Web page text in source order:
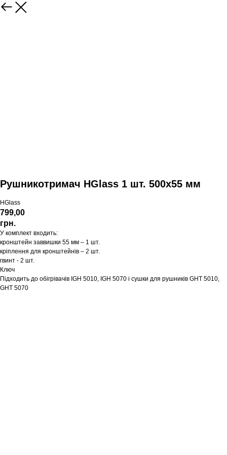
Рушникотримач HGlass 1 шт. 500х55 мм
HGlass
799,00
грн.
У комплект входить:
кронштейн заввишки 55 мм – 1 шт.
кріплення для кронштейнів – 2 шт.
гвинт - 2 шт.
Ключ
Підходить до обігрівачів IGH 5010, IGH 5070 і сушки для рушників GHT 5010,
GHT 5070